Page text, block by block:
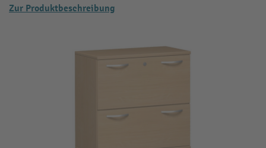
Zur Produktbeschreibung